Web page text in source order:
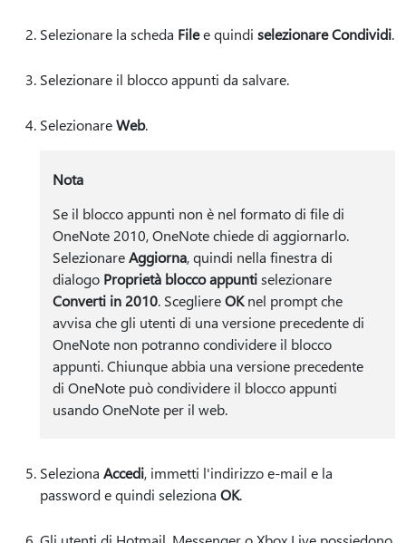
Selezionare la scheda Filee quindi selezionare Condividi.
Selezionare il blocco appunti da salvare.
SelezionareWeb.
Nota
Se il blocco appunti non è nel formato di file di
OneNote 2010, OneNote chiede di aggiornarlo.
SelezionareAggiorna, quindi nella finestra di
dialogo Proprietà blocco appuntiselezionare
Converti in 2010. ScegliereOKnel prompt che
avvisa che gli utenti di una versione precedente di
OneNote non potranno condividere il blocco
appunti. Chiunque abbia una versione precedente
di OneNote può condividere il blocco appunti
usando OneNote per il web.
Seleziona Accedi, immetti l'indirizzo e-mail e la
password e quindi seleziona OK.